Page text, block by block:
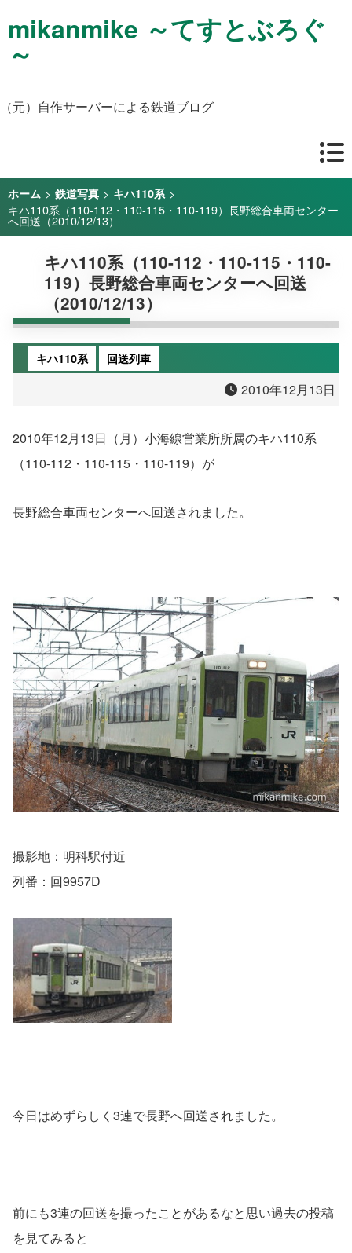
mikanmike ～てすとぶろぐ
～
（元）自作サーバーによる鉄道ブログ
ホーム > 鉄道写真 > キハ110系 >
キハ110系（110-112・110-115・110-119）長野総合車両センター
へ回送（2010/12/13）
キハ110系（110-112・110-115・110-
119）長野総合車両センターへ回送
（2010/12/13）
キハ110系 回送列車
2010年12月13日
2010年12月13日（月）小海線営業所所属のキハ110系
（110-112・110-115・110-119）が
長野総合車両センターへ回送されました。
撮影地：明科駅付近
列番：回9957D
今日はめずらしく3連で長野へ回送されました。
前にも3連の回送を撮ったことがあるなと思い過去の投稿
を見てみると